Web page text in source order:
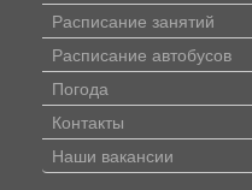
Расписание занятий
Расписание автобусов
Погода
Контакты
Наши вакансии